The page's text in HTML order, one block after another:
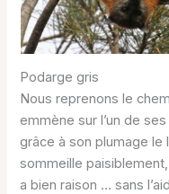
Podarge gris
Nous reprenons le
emmène sur l’un de
grâce à son plumage le
sommeille
a bien raison … sans